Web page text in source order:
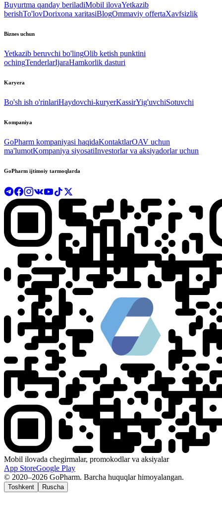
Buyurtma qanday beriladiMobil ilovaYetkazib
berishTo'lovDorixona xaritasiBlogOmmaviy offertaXavfsizlik
Biznes uchun
Yetkazib beruvchi bo'lingOlib ketish punktini
ochingTenderlarIjaraHamkorlik dasturi
Karyera
Bo'sh ish o'rinlariHaydovchi-kuryerKassirYig'uvchiSotuvchi
Kompaniya
GoPharm kompaniyasi haqidaKontaktlarOAV uchun
ma'lumotKompaniya siyosatiInvestorlar va aksiyadorlar uchun
GoPharm ijtimoiy tarmoqlarda
Mobil ilovada chegirmalar, promokodlar va aksiyalar
App StoreGoogle Play
© 2020–2026 GoPharm. Barcha huquqlar himoyalangan.
Toshkent Ruscha